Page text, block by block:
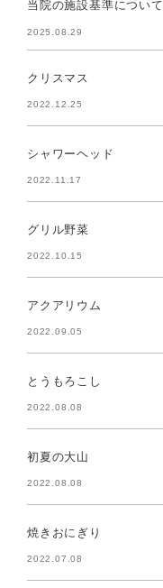
当院の施設基準について
2025.08.29
クリスマス
2022.12.25
シャワーヘッド
2022.11.17
グリル野菜
2022.10.15
アクアリウム
2022.09.05
とうもろこし
2022.08.08
初夏の大山
2022.08.08
焼きおにぎり
2022.07.08